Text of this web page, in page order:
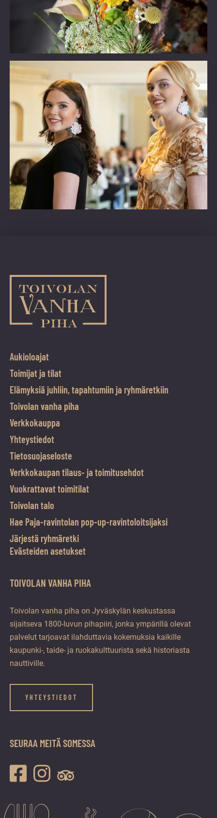
Aukioloajat
Toimijat ja tilat
Elämyksiä juhliin, tapahtumiin ja ryhmäretkiin
Toivolan vanha piha
Verkkokauppa
Yhteystiedot
Tietosuojaseloste
Verkkokaupan tilaus- ja toimitusehdot
Vuokrattavat toimitilat
Toivolan talo
Hae Paja-ravintolan pop-up-ravintoloitsijaksi
Järjestä ryhmäretki
Evästeiden asetukset
TOIVOLAN VANHA PIHA
Toivolan vanha piha on Jyväskylän keskustassa
sijaitseva 1800-luvun pihapiiri, jonka ympärillä olevat
palvelut tarjoavat ilahduttavia kokemuksia kaikille
kaupunki-, taide- ja ruokakulttuurista sekä historiasta
nauttiville.
YHTEYSTIEDOT
SEURAA MEITÄ SOMESSA